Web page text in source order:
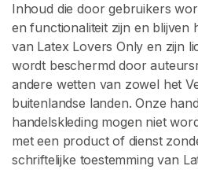
Inhoud die door gebruikers
en functionaliteit zijn en blijven
van Latex Lovers Only en zijn
wordt beschermd door
andere wetten van zowel het
buitenlandse landen. Onze
handelskleding mogen niet
met een product of dienst
schriftelijke toestemming van